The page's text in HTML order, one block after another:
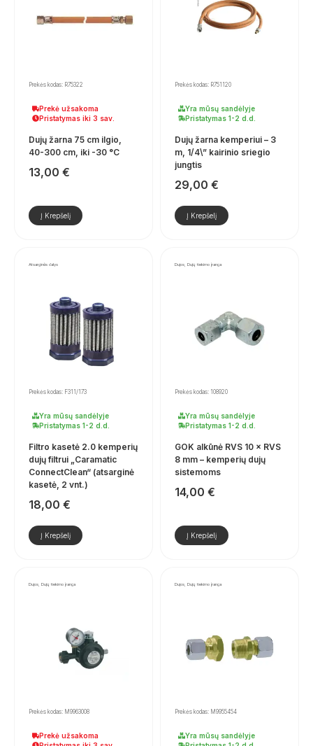
Prekės kodas: R75322
Prekė užsakoma
Pristatymas iki 3 sav.
Dujų žarna 75 cm ilgio,
40-300 cm, iki -30 °C
13,00 €
Į Krepšelį
Prekės kodas: R751120
Yra mūsų sandėlyje
Pristatymas 1-2 d.d.
Dujų žarna kemperiui – 3
m, 1/4\” kairinio sriegio
jungtis
29,00 €
Į Krepšelį
Atsarginės dalys
Prekės kodas: F311/173
Yra mūsų sandėlyje
Pristatymas 1-2 d.d.
Filtro kasetė 2.0 kemperių
dujų filtrui „Caramatic
ConnectClean“ (atsarginė
kasetė, 2 vnt.)
18,00 €
Į Krepšelį
Dujos, Dujų tiekimo įranga
Prekės kodas: 108920
Yra mūsų sandėlyje
Pristatymas 1-2 d.d.
GOK alkūnė RVS 10 × RVS
8 mm – kemperių dujų
sistemoms
14,00 €
Į Krepšelį
Dujos, Dujų tiekimo įranga
Prekės kodas: M9963008
Prekė užsakoma
Dujos, Dujų tiekimo įranga
Prekės kodas: M9955454
Yra mūsų sandėlyje